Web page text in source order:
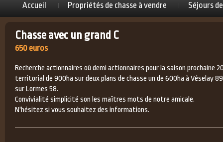
Accueil Propriétés de chasse à vendre Séjours
Chasse avec un grand C
650 euros
Recherche actionnaires où demi actionnaires pour la saison prochaine
territorial de 900ha sur deux plans de chasse un de 600ha à Véselay
sur Lormes 58.
Convivialité simplicité son les maîtres mots de notre amicale.
N'hésitez si vous souhaitez des informations.